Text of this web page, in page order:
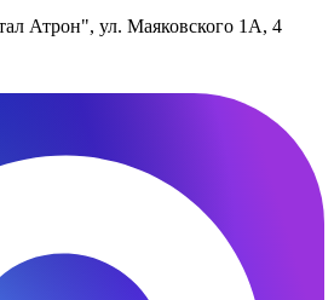
Атрон", ул. Маяковского 1А, 4